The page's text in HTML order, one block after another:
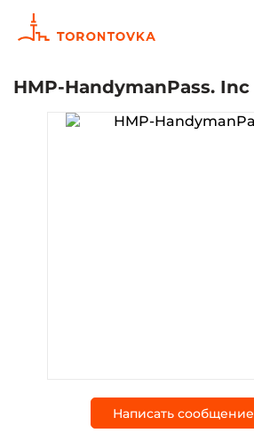
HMP-HandymanPass. Inc
Написать сообщение